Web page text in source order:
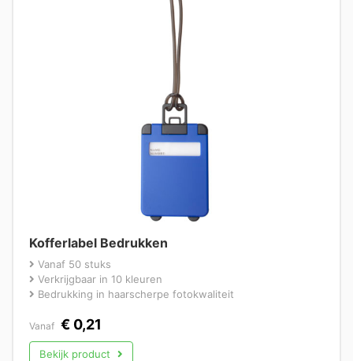
Kofferlabel Bedrukken
Vanaf 50 stuks
Verkrijgbaar in 10 kleuren
Bedrukking in haarscherpe fotokwaliteit
Vanaf € 0,21
Bekijk product